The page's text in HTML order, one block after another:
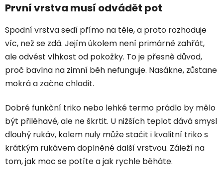
První vrstva musí odvádět pot
Spodní vrstva sedí přímo na těle, a proto rozhoduje
víc, než se zdá. Jejím úkolem není primárně zahřát,
ale odvést vlhkost od pokožky. To je přesně důvod,
proč bavlna na zimní běh nefunguje. Nasákne, zůstane
mokrá a začne chladit.
Dobré funkční triko nebo lehké termo prádlo by mělo
být přiléhavé, ale ne škrtit. U nižších teplot dává smysl
dlouhý rukáv, kolem nuly může stačit i kvalitní triko s
krátkým rukávem doplněné další vrstvou. Záleží na
tom, jak moc se potíte a jak rychle běháte.